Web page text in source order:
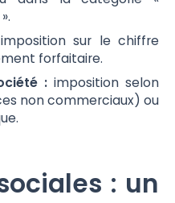
sur le chiffre
forfaitaire.
: imposition selon
non commerciaux) ou
: un